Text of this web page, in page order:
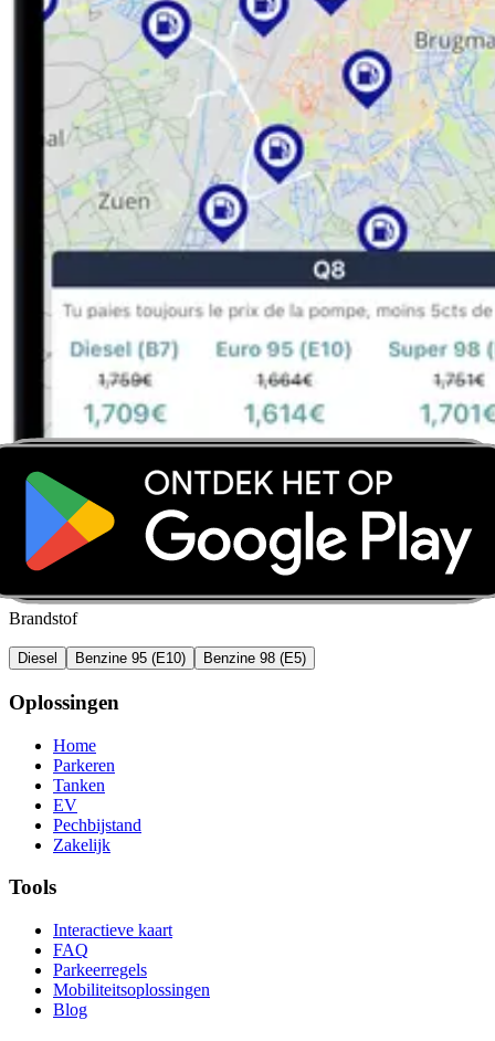
Brandstof
Diesel Benzine 95 (E10) Benzine 98 (E5)
Oplossingen
Home
Parkeren
Tanken
EV
Pechbijstand
Zakelijk
Tools
Interactieve kaart
FAQ
Parkeerregels
Mobiliteitsoplossingen
Blog